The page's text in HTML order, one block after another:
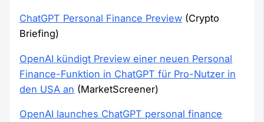
ChatGPT Personal Finance Preview (Crypto
Briefing)
OpenAI kündigt Preview einer neuen Personal
Finance-Funktion in ChatGPT für Pro-Nutzer in
den USA an (MarketScreener)
OpenAI launches ChatGPT personal finance